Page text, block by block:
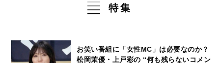
特集
お笑い番組に「女性MC」は必要なのか？
松岡茉優・上戸彩の “何も残らないコメン